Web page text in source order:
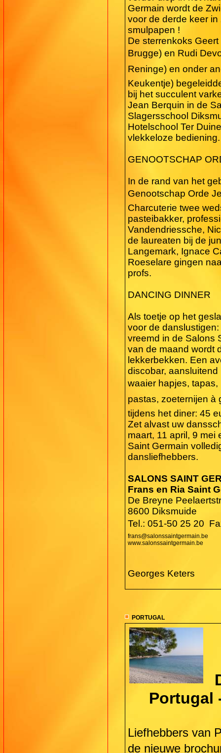
Germain wordt de
voor de derde keer
smulpapen !
De sterrenkoks
Brugge) en Rudi
Reninge) en onder
Keukentje)
bij het succulent
Jean Berquin in de
Slagersschool
Hotelschool Ter
vlekkeloze bediening.
GENOOTSCHAP
In de rand van het
Genootschap Orde
Charcuterie twee
pasteibakker,
Vandendriessche,
de laureaten bij de
Langemark, Ignace
Roeselare gingen
profs.
DANCING DINNER
Als toetje op het
voor de
vreemd in de Salons
van de maand wordt
lekkerbekken. Een
discobar,
waaier hapjes,
pastas, zoeternijen
tijdens het diner: 45
Zet alvast uw
maart, 11 april, 9 mei
Saint Germain
dansliefhebbers.
SALONS SAINT
Frans en Ria Saint
De Breyne
8600 Diksmuide
Tel.: 051-50 25 20 
frans@salonssaintgermain.be
www.salonssaintgermain.be
Georges Keters
PORTUGAL
Portugal
Liefhebbers van
de nieuwe